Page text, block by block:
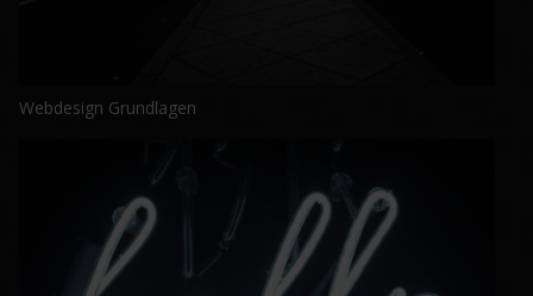
Webdesign Grundlagen